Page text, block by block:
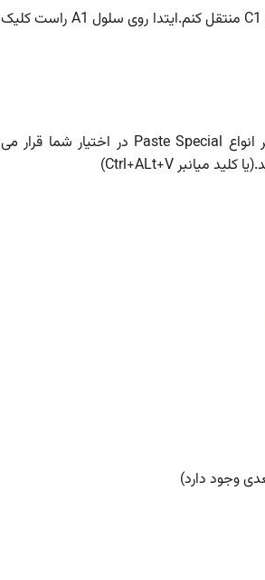
برای شروع فرض کنید من می خواهم محتویات سلول A1 را کپی کنم و به سلول C1 منتقل کنم.ایتدا روی سلول A1 راست کلیک
سپس به سلول C1 رفته و مجدد راست کلیک می کنم.اکنون مانند تصویر زیر انواع Paste Special در اختیار شما قرار می
وجود دارد)